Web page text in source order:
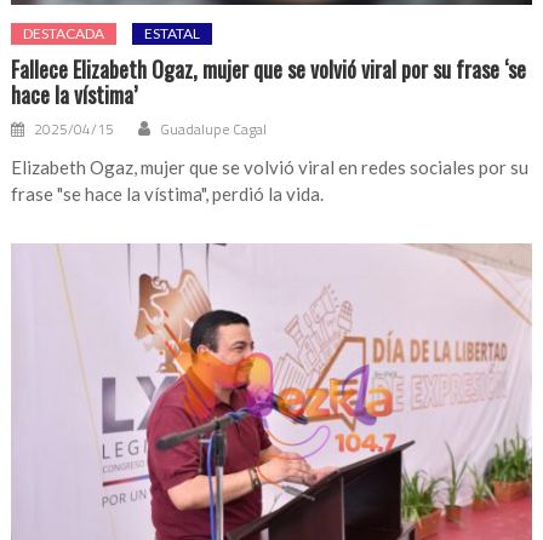
DESTACADA ESTATAL
Fallece Elizabeth Ogaz, mujer que se volvió viral por su frase ‘se
hace la vístima’
2025/04/15 Guadalupe Cagal
Elizabeth Ogaz, mujer que se volvió viral en redes sociales por su
frase "se hace la vístima", perdió la vida.